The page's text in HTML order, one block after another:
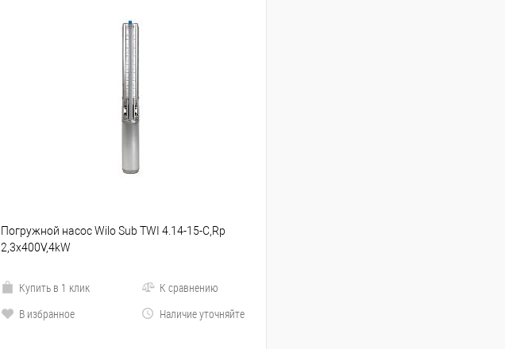
Погружной насос Wilo Sub TWI 4.14-15-C,Rp
2,3x400V,4kW
Купить в 1 клик
К сравнению
В избранное
Наличие уточняйте